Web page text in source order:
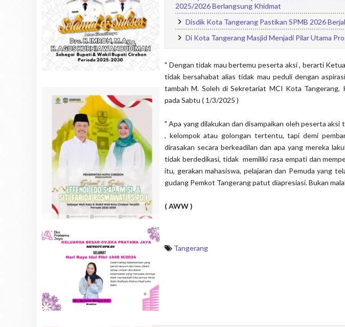
2025/2026 Berlangsung Khidmat
Disdik Kota Tangerang Pastikan SPMB 2026
Di Kota Tangerang Masjid Menjadi Pilar Utama
" Dengan tidak mau bertemu peserta aksi , berarti
tidak bersahabat alias tidak mau peduli dengan
tambah M. Soleh di Sekretariat MCI Kota Tangerang,
pada Sabtu ( 1/3/2025 )
" Apa yang dilakukan dan disampaikan oleh peserta
, kelompok atau golongan tertentu, tapi demi
dirasakan secara berkeadilan dan apa yang mereka
tidak berdedikasi, tidak memiliki rasa empati dan
itu, gerakan mahasiswa, pelajaran dan Pemuda yang
gudang Pemkot Tangerang patut diapresiasi. Bukan
( AWW )
Tangerang